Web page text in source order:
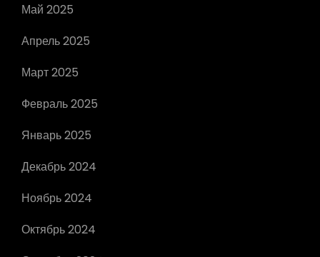
Май 2025
Апрель 2025
Март 2025
Февраль 2025
Январь 2025
Декабрь 2024
Ноябрь 2024
Октябрь 2024